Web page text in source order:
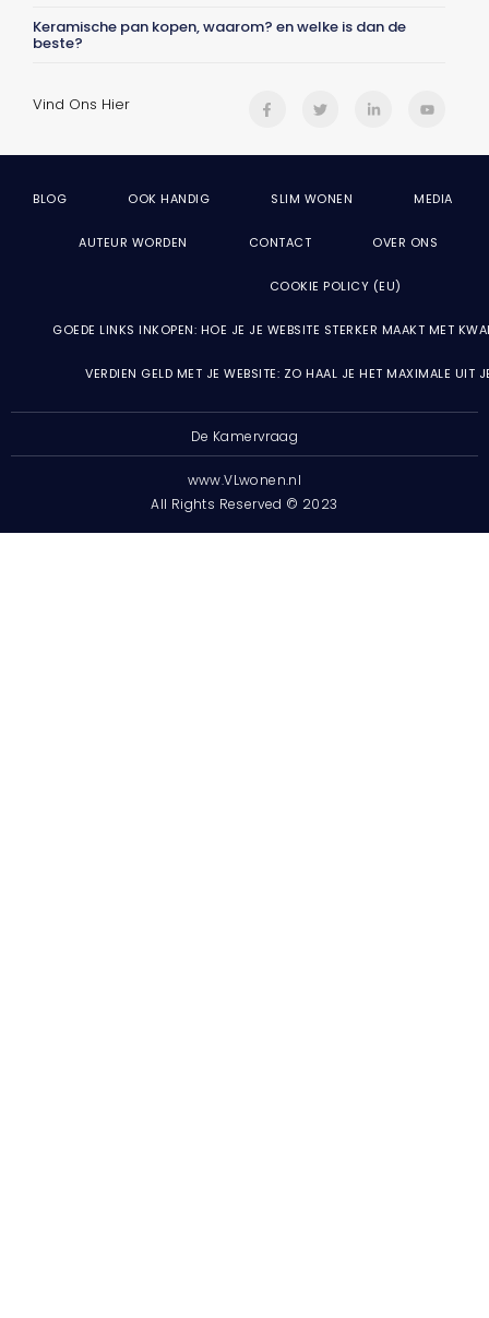
Keramische pan kopen, waarom? en welke is dan de
beste?
Vind Ons Hier
BLOG OOK HANDIG SLIM WONEN MEDIA
AUTEUR WORDEN CONTACT OVER ONS
COOKIE POLICY (EU)
GOEDE LINKS INKOPEN: HOE JE JE WEBSITE STERKER MAAKT MET
VERDIEN GELD MET JE WEBSITE: ZO HAAL JE HET MAXIMALE UIT
De Kamervraag
www.VLwonen.nl
All Rights Reserved © 2023